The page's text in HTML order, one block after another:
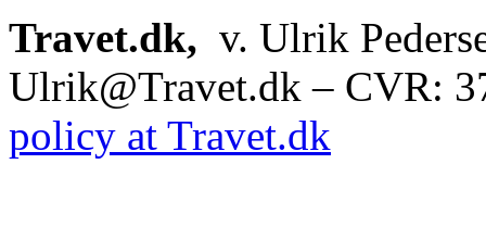
Travet.dk, v. Ulrik
Ulrik@Travet.dk – CVR:
policy at Travet.dk